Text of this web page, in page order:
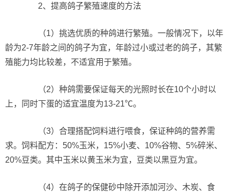
2、提高鸽子繁殖速度的方法
（1）挑选优质的种鸽进行繁殖。一般情况下，以年
龄为2-7年龄之间的鸽子为宜，年龄过小或过老的鸽子，其繁
殖能力均比较差，不适宜用于繁殖。
（2）种鸽需要保证每天的光照时长在10个小时以
上，同时下蛋的适宜温度为13-21℃。
（3）合理搭配饲料进行喂食，保证种鸽的营养需
求。饲料配方：50%玉米，15%小麦、10%谷物、5%碎米、
20%豆类。其中玉米以黄玉米为宜，豆类以黑豆为宜。
（4）在鸽子的保健砂中除开添加河沙、木炭、食